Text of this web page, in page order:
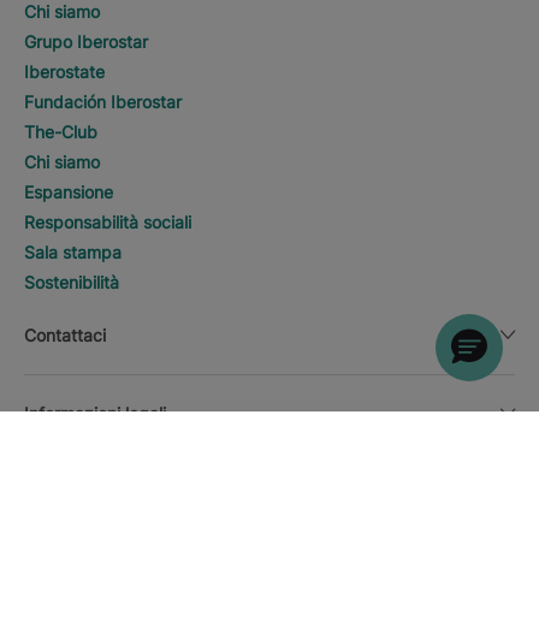
Chi siamo
Grupo Iberostar
Iberostate
Fundación Iberostar
The-Club
Chi siamo
Espansione
Responsabilità sociali
Sala stampa
Sostenibilità
Contattaci
Informazioni legali